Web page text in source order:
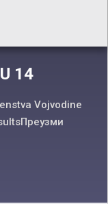
14
Vojvodine